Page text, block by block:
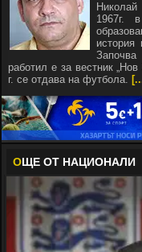
1967г.
история
работил е за вестник
г. се отдава на футбола.
ОЩЕ ОТ НАЦИОНАЛИ